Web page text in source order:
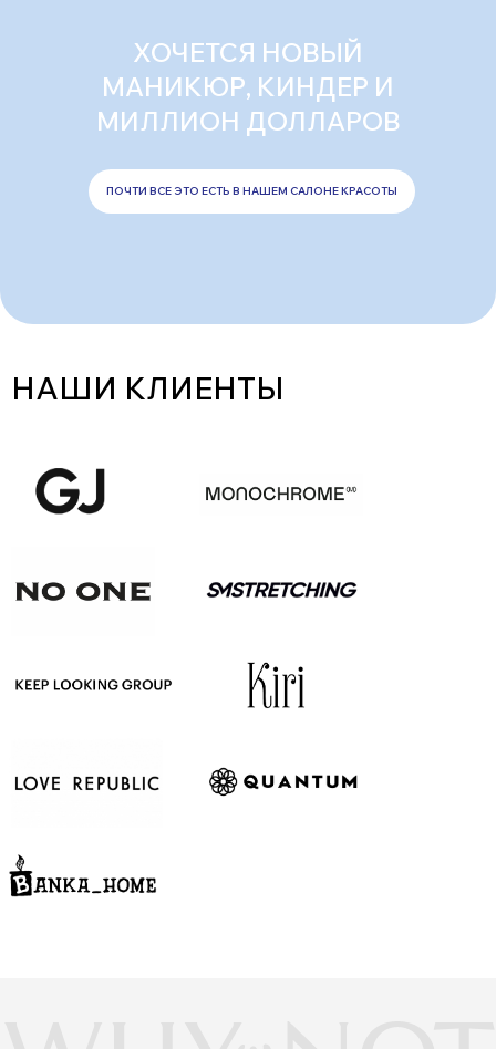
ХОЧЕТСЯ НОВЫЙ
МАНИКЮР, КИНДЕР И
МИЛЛИОН ДОЛЛАРОВ
ПОЧТИ ВСЕ ЭТО ЕСТЬ В НАШЕМ САЛОНЕ КРАСОТЫ
НАШИ КЛИЕНТЫ